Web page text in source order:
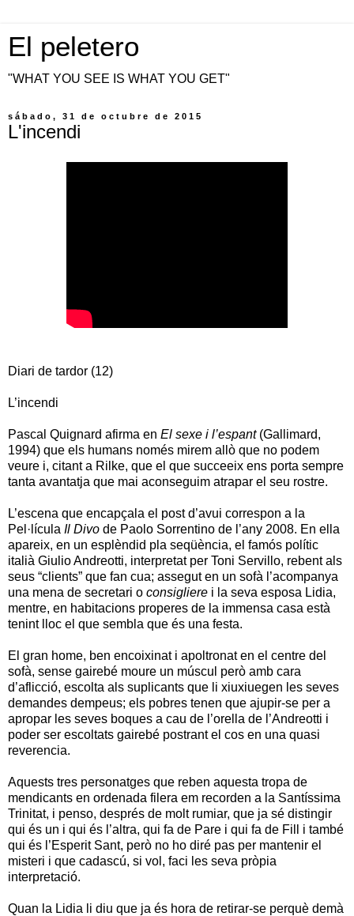
El peletero
"WHAT YOU SEE IS WHAT YOU GET"
sábado, 31 de octubre de 2015
L'incendi
Diari de tardor (12)
L’incendi
Pascal Quignard afirma en El sexe i l’espant(Gallimard,
1994) que els humans només mirem allò que no podem
veure i, citant a Rilke, que el que succeeix ens porta sempre
tanta avantatja que mai aconseguim atrapar el seu rostre.
L’escena que encapçala el post d’avui correspon a la
Pel·lícula Il Divo de Paolo Sorrentino de l’any 2008. En ella
apareix, en un esplèndid pla seqüència, el famós polític
italià Giulio Andreotti, interpretat per Toni Servillo, rebent als
seus “clients” que fan cua; assegut en un sofà l’acompanya
una mena de secretari o consigliere i la seva esposa Lidia,
mentre, en habitacions properes de la immensa casa està
tenint lloc el que sembla que és una festa.
El gran home, ben encoixinat i apoltronat en el centre del
sofà, sense gairebé moure un múscul però amb cara
d’aflicció, escolta als suplicants que li xiuxiuegen les seves
demandes dempeus; els pobres tenen que ajupir-se per a
apropar les seves boques a cau de l’orella de l’Andreotti i
poder ser escoltats gairebé postrant el cos en una quasi
reverencia.
Aquests tres personatges que reben aquesta tropa de
mendicants en ordenada filera em recorden a la Santíssima
Trinitat, i penso, després de molt rumiar, que ja sé distingir
qui és un i qui és l’altra, qui fa de Pare i qui fa de Fill i també
qui és l’Esperit Sant, però no ho diré pas per mantenir el
misteri i que cadascú, si vol, faci les seva pròpia
interpretació.
Quan la Lidia li diu que ja és hora de retirar-se perquè demà